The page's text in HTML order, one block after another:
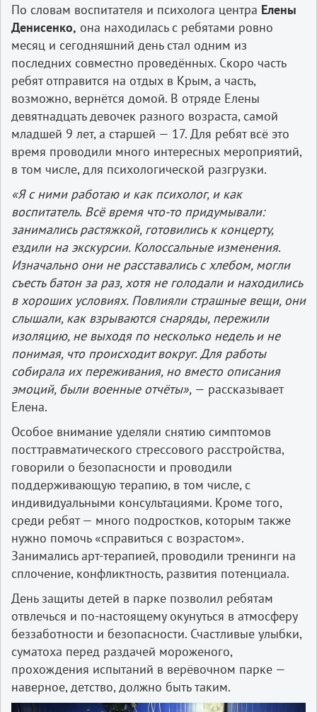
По словам воспитателя и психолога центра Елены
Денисенко, она находилась с ребятами ровно
месяц и сегодняшний день стал одним из
последних совместно проведённых. Скоро часть
ребят отправится на отдых в Крым, а часть,
возможно, вернётся домой. В отряде Елены
девятнадцать девочек разного возраста, самой
младшей 9 лет, а старшей — 17. Для ребят всё это
время проводили много интересных мероприятий,
в том числе, для психологической разгрузки.
«Я с ними работаю и как психолог, и как
воспитатель. Всё время что-то придумывали:
занимались растяжкой, готовились к концерту,
ездили на экскурсии. Колоссальные изменения.
Изначально они не расставались с хлебом, могли
съесть батон за раз, хотя не голодали и находились
в хороших условиях. Повлияли страшные вещи, они
слышали, как взрываются снаряды, пережили
изоляцию, не выходя по несколько недель и не
понимая, что происходит вокруг. Для работы
собирала их переживания, но вместо описания
эмоций, были военные отчёты», — рассказывает
Елена.
Особое внимание уделяли снятию симптомов
посттравматического стрессового расстройства,
говорили о безопасности и проводили
поддерживающую терапию, в том числе, с
индивидуальными консультациями. Кроме того,
среди ребят — много подростков, которым также
нужно помочь «справиться с возрастом».
Занимались арт-терапией, проводили тренинги на
сплочение, конфликтность, развития потенциала.
День защиты детей в парке позволил ребятам
отвлечься и по-настоящему окунуться в атмосферу
беззаботности и безопасности. Счастливые улыбки,
суматоха перед раздачей мороженого,
прохождения испытаний в верёвочном парке —
наверное, детство, должно быть таким.